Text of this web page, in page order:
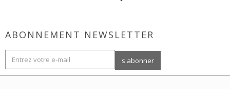
ABONNEMENT NEWSLETTER